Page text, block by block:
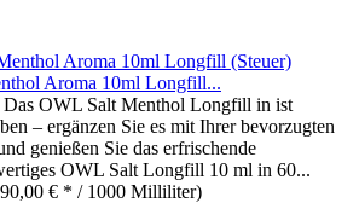
Aroma 10ml Longfill...
OWL Salt Menthol Longfill in ist
– ergänzen Sie es mit Ihrer bevorzugten
genießen Sie das erfrischende
OWL Salt Longfill 10 ml in 60...
€ * / 1000 Milliliter)